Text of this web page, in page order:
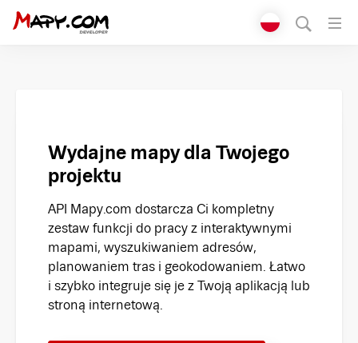
Přepnout jazyk
Wydajne mapy dla Twojego
projektu
API Mapy.com dostarcza Ci kompletny
zestaw funkcji do pracy z interaktywnymi
mapami, wyszukiwaniem adresów,
planowaniem tras i geokodowaniem. Łatwo
i szybko integruje się je z Twoją aplikacją lub
stroną internetową.